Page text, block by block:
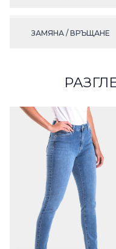
ЗАМЯНА / ВРЪЩАНЕ